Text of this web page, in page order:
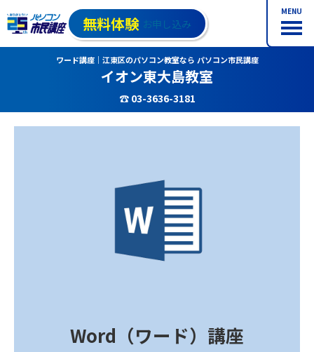
MENU
無料体験 お申し込み
ワード講座｜江東区のパソコン教室なら パソコン市民講座
イオン東大島教室
☎ 03-3636-3181
Word（ワード）講座